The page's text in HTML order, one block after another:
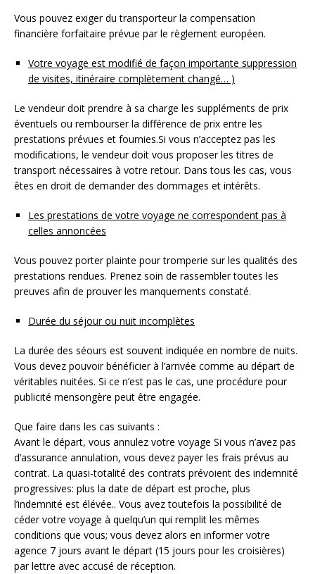
Vous pouvez exiger du transporteur la compensation
financière forfaitaire prévue par le règlement européen.
Votre voyage est modifié de façon importante suppression
de visites, itinéraire complètement changé… )
Le vendeur doit prendre à sa charge les suppléments de prix
éventuels ou rembourser la différence de prix entre les
prestations prévues et fournies.Si vous n’acceptez pas les
modifications, le vendeur doit vous proposer les titres de
transport nécessaires à votre retour. Dans tous les cas, vous
êtes en droit de demander des dommages et intérêts.
Les prestations de votre voyage ne correspondent pas à
celles annoncées
Vous pouvez porter plainte pour tromperie sur les qualités des
prestations rendues. Prenez soin de rassembler toutes les
preuves afin de prouver les manquements constaté.
Durée du séjour ou nuit incomplètes
La durée des séours est souvent indiquée en nombre de nuits.
Vous devez pouvoir bénéficier à l’arrivée comme au départ de
véritables nuitées. Si ce n’est pas le cas, une procédure pour
publicité mensongère peut être engagée.
Que faire dans les cas suivants :
Avant le départ, vous annulez votre voyage Si vous n’avez pas
d’assurance annulation, vous devez payer les frais prévus au
contrat. La quasi-totalité des contrats prévoient des indemnité
progressives: plus la date de départ est proche, plus
l’indemnité est élévée.. Vous avez toutefois la possibilité de
céder votre voyage à quelqu’un qui remplit les mêmes
conditions que vous; vous devez alors en informer votre
agence 7 jours avant le départ (15 jours pour les croisières)
par lettre avec accusé de réception.